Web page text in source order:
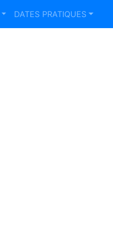
DATES PRATIQUES